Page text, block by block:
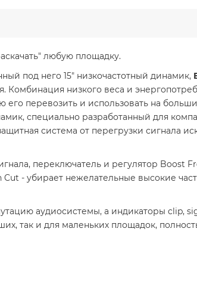
любую площадку.
под него 15" низкочастотный динамик,
Комбинация низкого веса и
его перевозить и использовать на
специально разработанный для
система от перегрузки сигнала
переключатель и регулятор Boost
Cut - убирает нежелательные высокие
аудиосистемы, а индикаторы clip,
так и для маленьких площадок,